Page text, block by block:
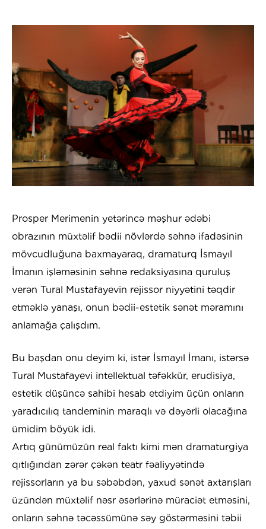
Prosper Merimenin yetərincə məşhur ədəbi
obrazının müxtəlif bədii növlərdə səhnə ifadəsinin
mövcudluğuna baxmayaraq, dramaturq İsmayıl
İmanın işləməsinin səhnə redaksiyasına quruluş
verən Tural Mustafayevin rejissor niyyətini təqdir
etməklə yanaşı, onun bədii-estetik sənət məramını
anlamağa çalışdım.
Bu başdan onu deyim ki, istər İsmayıl İmanı, istərsə
Tural Mustafayevi intellektual təfəkkür, erudisiya,
estetik düşüncə sahibi hesab etdiyim üçün onların
yaradıcılıq tandeminin maraqlı və dəyərli olacağına
ümidim böyük idi.
Artıq günümüzün real faktı kimi mən dramaturgiya
qıtlığından zərər çəkən teatr fəaliyyətində
rejissorların ya bu səbəbdən, yaxud sənət axtarışları
üzündən müxtəlif nəsr əsərlərinə müraciət etməsini,
onların səhnə təcəssümünə səy göstərməsini təbii